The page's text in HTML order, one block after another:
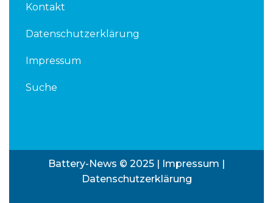
Kontakt
Datenschutzerklärung
Impressum
Suche
Battery-News © 2025 | Impressum |
Datenschutzerklärung